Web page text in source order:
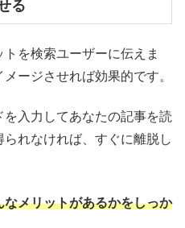
る
を検索ユーザーに伝えま
ージさせれば効果的です。
入力してあなたの記事を読
れなければ、すぐに離脱し
メリットがあるかをしっか